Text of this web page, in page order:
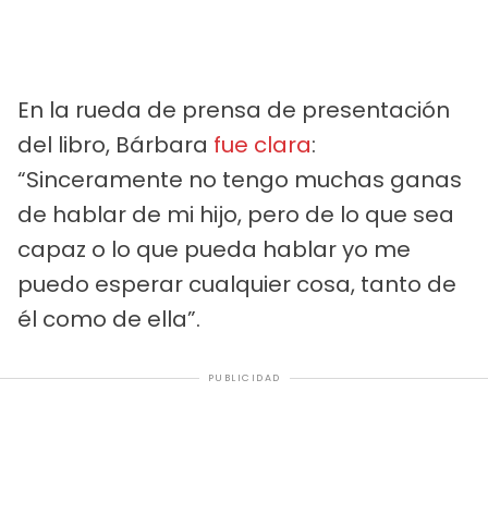
En la rueda de prensa de presentación
del libro, Bárbara fue clara:
“Sinceramente no tengo muchas ganas
de hablar de mi hijo, pero de lo que sea
capaz o lo que pueda hablar yo me
puedo esperar cualquier cosa, tanto de
él como de ella”.
PUBLICIDAD